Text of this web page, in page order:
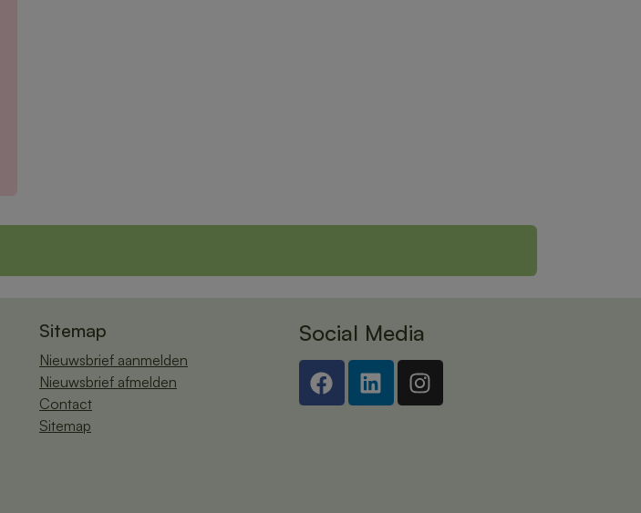
Sitemap
Nieuwsbrief aanmelden
Nieuwsbrief afmelden
Contact
Sitemap
Social Media